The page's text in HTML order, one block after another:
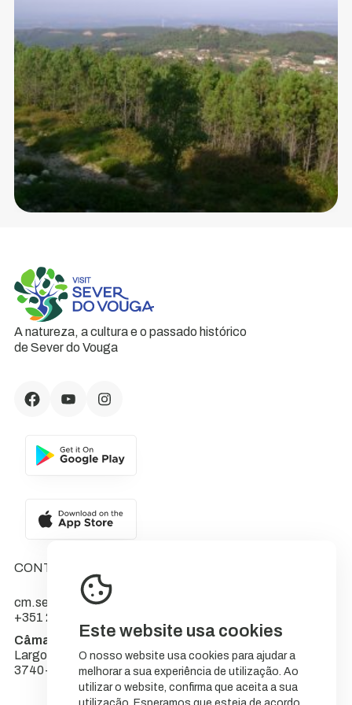
Este website usa cookies
O nosso website usa cookies para ajudar a
melhorar a sua experiência de utilização. Ao
utilizar o website, confirma que aceita a sua
A natureza, a cultura e o passado histórico
de Sever do Vouga
CONTACTOS
cm.sever@cm-sever.pt
+351 234 555 566
Câmara Municipal de Sever do Vouga
Largo do Município
3740-262 Sever do Vouga